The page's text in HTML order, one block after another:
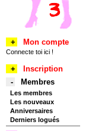
+ Mon compte
Connecte toi ici !
+
Inscription
-
Membres
Les membres
Les nouveaux
Anniversaires
Derniers logués